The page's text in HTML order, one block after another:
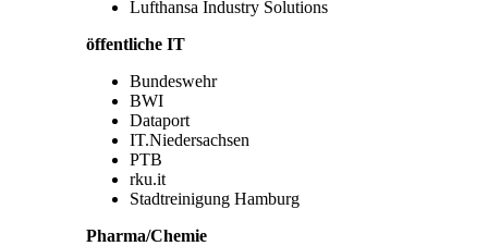
Lufthansa Industry Solutions
öffentliche IT
Bundeswehr
BWI
Dataport
IT.Niedersachsen
PTB
rku.it
Stadtreinigung Hamburg
Pharma/Chemie